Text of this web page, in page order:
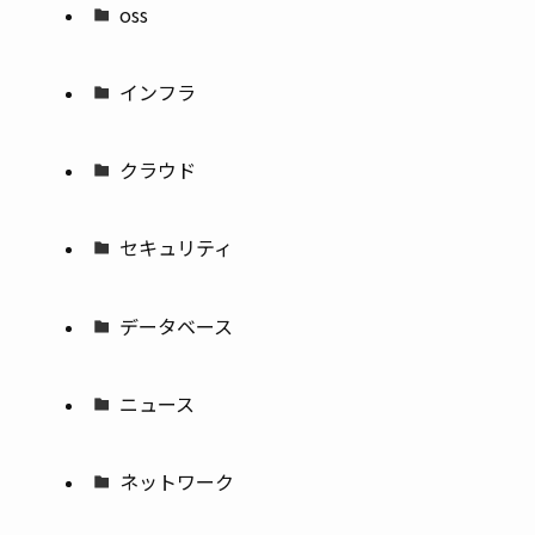
oss
インフラ
クラウド
セキュリティ
データベース
ニュース
ネットワーク